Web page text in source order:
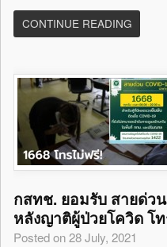
CONTINUE READING
กสทช. ยอมรับ สายด่ว
หลังญาติผู้ป่วยโควิด โ
Posted on 28 July, 2021